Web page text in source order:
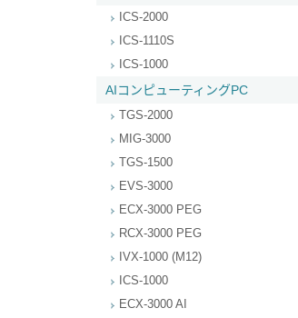
ICS-2000
ICS-1110S
ICS-1000
AIコンピューティングPC
TGS-2000
MIG-3000
TGS-1500
EVS-3000
ECX-3000 PEG
RCX-3000 PEG
IVX-1000 (M12)
ICS-1000
ECX-3000 AI